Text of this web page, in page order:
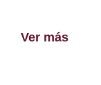
Ver más